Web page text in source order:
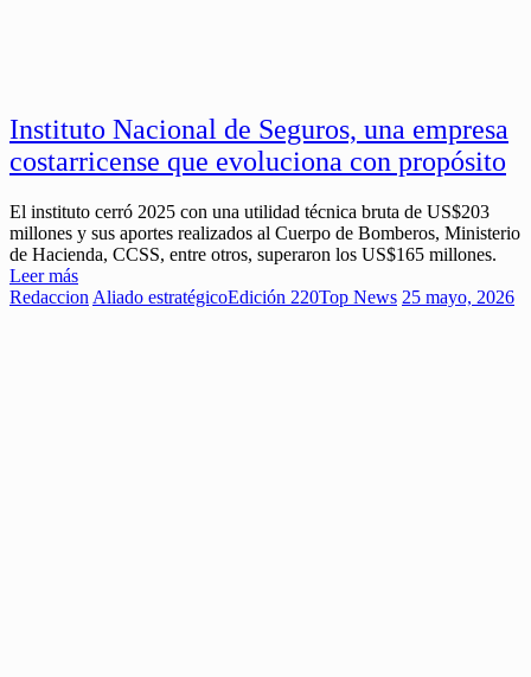
Instituto Nacional de Seguros, una empresa
costarricense que evoluciona con propósito
El instituto cerró 2025 con una utilidad técnica bruta de US$203
millones y sus aportes realizados al Cuerpo de Bomberos, Ministerio
de Hacienda, CCSS, entre otros, superaron los US$165 millones.
Leer más
Redaccion Aliado estratégicoEdición 220Top News 25 mayo, 2026